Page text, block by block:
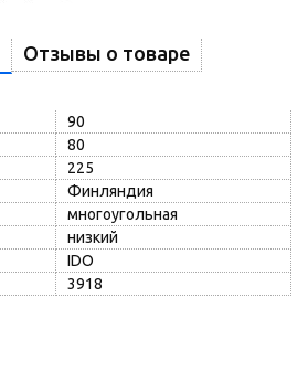
Отзывы о товаре
90
80
225
Финляндия
многоугольная
низкий
IDO
3918